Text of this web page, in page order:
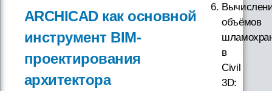
ARCHICAD как основной
инструмент BIM-
проектирования
архитектора
объёмов
в
Civil
3D: